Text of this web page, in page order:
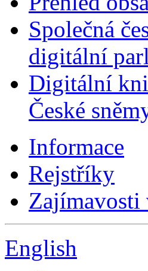
Společná
digitální
Digitální
České
Informace
Rejstříky
Zajímavosti
English